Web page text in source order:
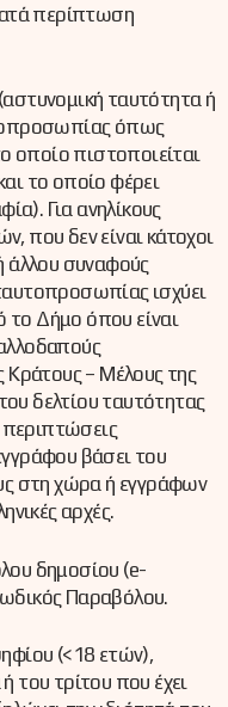
περίπτωση
ταυτότητα ή
όπως
οποίο πιστοποιείται
το οποίο φέρει
Για ανηλίκους
που δεν είναι κάτοχοι
άλλου συναφούς
ισχύει
Δήμο όπου είναι
Κράτους – Μέλους της
δελτίου ταυτότητας
περιπτώσεις
βάσει του
στη χώρα ή εγγράφων
αρχές.
δημοσίου (e-
Παραβόλου.
(<18 ετών),
του τρίτου που έχει